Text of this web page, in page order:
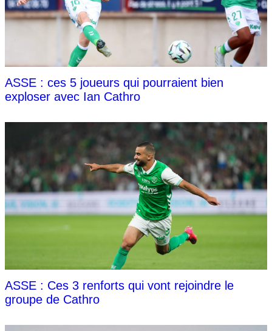
ASSE : ces 5 joueurs qui pourraient bien
exploser avec Ian Cathro
ASSE : Ces 3 renforts qui vont rejoindre le
groupe de Cathro